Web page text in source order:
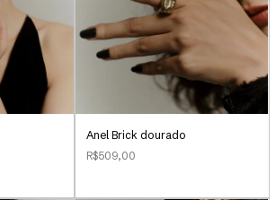
Anel Brick dourado
R$509,00